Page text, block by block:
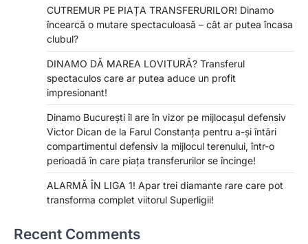
CUTREMUR PE PIAȚA TRANSFERURILOR! Dinamo
încearcă o mutare spectaculoasă – cât ar putea încasa
clubul?
DINAMO DĂ MAREA LOVITURĂ? Transferul
spectaculos care ar putea aduce un profit
impresionant!
Dinamo București îl are în vizor pe mijlocașul defensiv
Victor Dican de la Farul Constanța pentru a-și întări
compartimentul defensiv la mijlocul terenului, într-o
perioadă în care piața transferurilor se încinge!
ALARMĂ ÎN LIGA 1! Apar trei diamante rare care pot
transforma complet viitorul Superligii!
Recent Comments